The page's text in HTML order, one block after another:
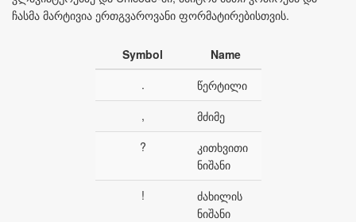
ჩასმა მარტივია ერთგვაროვანი ფორმატირებისთვის.
Symbol
Name
.
წერტილი
,
მძიმე
?
კითხვითი
ნიშანი
!
ძახილის
ნიშანი